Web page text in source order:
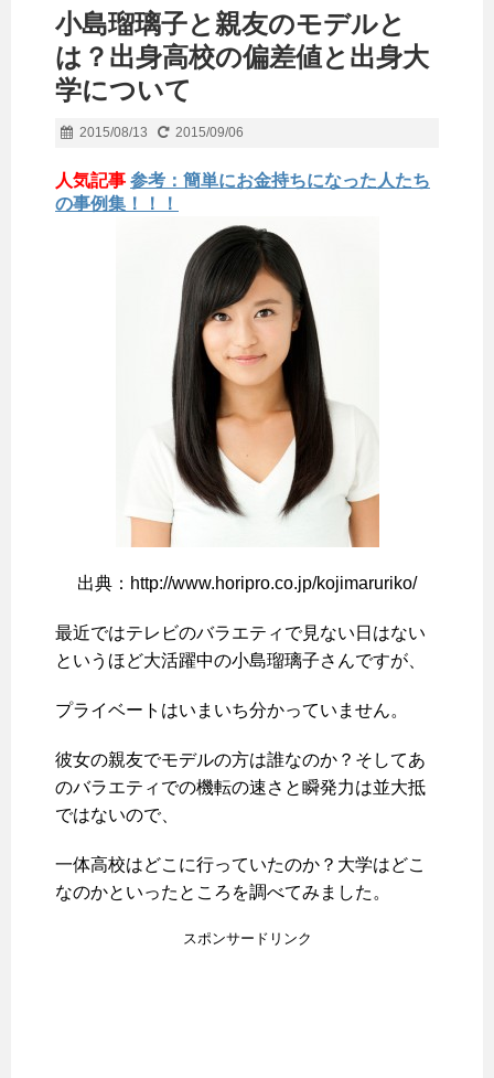
小島瑠璃子と親友のモデルと
は？出身高校の偏差値と出身大
学について
2015/08/13 2015/09/06
人気記事 参考：簡単にお金持ちになった人たち
の事例集！！！
出典：http://www.horipro.co.jp/kojimaruriko/
最近ではテレビのバラエティで見ない日はない
というほど大活躍中の小島瑠璃子さんですが、
プライベートはいまいち分かっていません。
彼女の親友でモデルの方は誰なのか？そしてあ
のバラエティでの機転の速さと瞬発力は並大抵
ではないので、
一体高校はどこに行っていたのか？大学はどこ
なのかといったところを調べてみました。
スポンサードリンク